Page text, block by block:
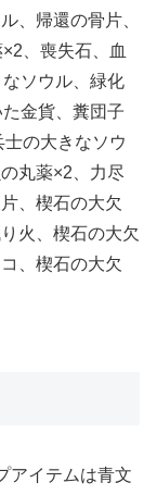
、帰還の骨片、
、喪失石、血
ソウル、緑化
金貨、糞団子
の大きなソウ
丸薬×2、力尽
、楔石の大欠
火、楔石の大欠
、楔石の大欠
アイテムは青文